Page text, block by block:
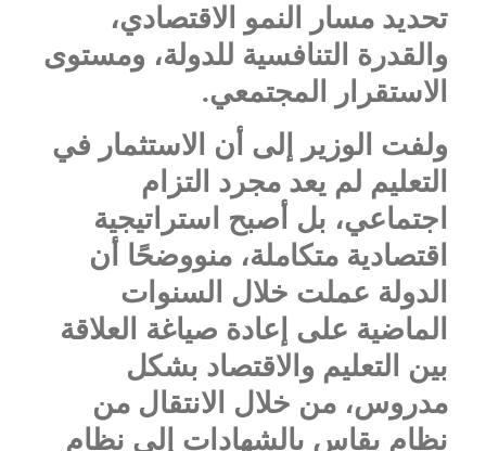
تحديد مسار النمو الاقتصادي،
والقدرة التنافسية للدولة، ومستوى
الاستقرار المجتمعي.
ولفت الوزير إلى أن الاستثمار في
التعليم لم يعد مجرد التزام
اجتماعي، بل أصبح استراتيجية
اقتصادية متكاملة، منووضحًا أن
الدولة عملت خلال السنوات
الماضية على إعادة صياغة العلاقة
بين التعليم والاقتصاد بشكل
مدروس، من خلال الانتقال من
نظام يقاس بالشهادات إلى نظام